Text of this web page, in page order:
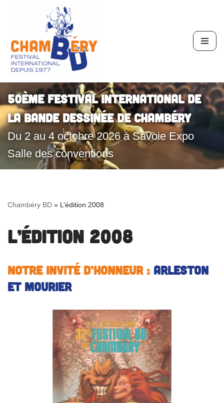
au
contenu
50ème Festival International de
la Bande Dessinée de Chambéry
Du 2 au 4 octobre 2026 à Savoie Expo
Salle des conventions
Chambéry BD » L’édition 2008
L’édition 2008
Notre invité d’honneur : ARLESTON
et MOURIER